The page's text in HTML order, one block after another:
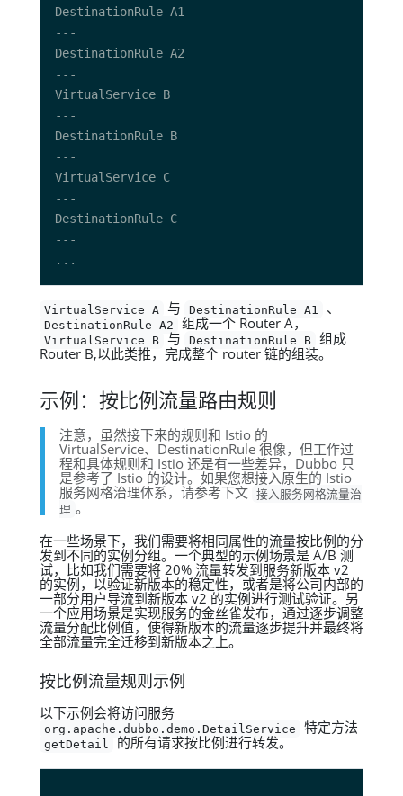
VirtualService A 与 DestinationRule A1 、
DestinationRule A2 组成一个 Router A，
VirtualService B 与 DestinationRule B 组成
Router B,以此类推，完成整个 router 链的组装。
示例：按比例流量路由规则
注意，虽然接下来的规则和 Istio 的
VirtualService、DestinationRule 很像，但工作过
程和具体规则和 Istio 还是有一些差异，Dubbo 只
是参考了 Istio 的设计。如果您想接入原生的 Istio
服务网格治理体系，请参考下文
接入服务网格流量治
理 。
在一些场景下，我们需要将相同属性的流量按比例的分
发到不同的实例分组。一个典型的示例场景是 A/B 测
试，比如我们需要将 20% 流量转发到服务新版本 v2
的实例，以验证新版本的稳定性，或者是将公司内部的
一部分用户导流到新版本 v2 的实例进行测试验证。另
一个应用场景是实现服务的金丝雀发布，通过逐步调整
流量分配比例值，使得新版本的流量逐步提升并最终将
全部流量完全迁移到新版本之上。
按比例流量规则示例
以下示例会将访问服务
org.apache.dubbo.demo.DetailService 特定方法
getDetail 的所有请求按比例进行转发。